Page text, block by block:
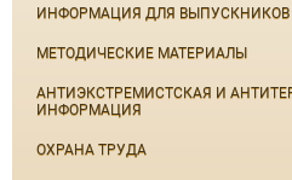
ИНФОРМАЦИЯ ДЛЯ ВЫПУСКНИКОВ
МЕТОДИЧЕСКИЕ МАТЕРИАЛЫ
АНТИЭКСТРЕМИСТСКАЯ И
ИНФОРМАЦИЯ
ОХРАНА ТРУДА